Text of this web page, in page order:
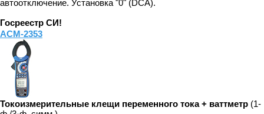
автоотключение. Установка "0" (DCA).
Госреестр СИ!
АСМ-2353
Токоизмерительные клещи переменного тока + ваттметр (1-